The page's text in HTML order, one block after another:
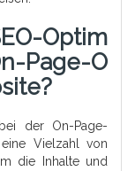
Optim
Page-O
der On-Page-
Vielzahl von
die Inhalte und